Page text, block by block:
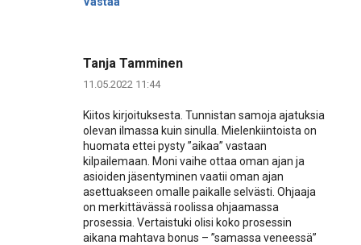
Tanja Tamminen
11.05.2022 11:44
Kiitos kirjoituksesta. Tunnistan samoja ajatuksia
olevan ilmassa kuin sinulla. Mielenkiintoista on
huomata ettei pysty ”aikaa” vastaan
kilpailemaan. Moni vaihe ottaa oman ajan ja
asioiden jäsentyminen vaatii oman ajan
asettuakseen omalle paikalle selvästi. Ohjaaja
on merkittävässä roolissa ohjaamassa
prosessia. Vertaistuki olisi koko prosessin
aikana mahtava bonus – ”samassa veneessä”